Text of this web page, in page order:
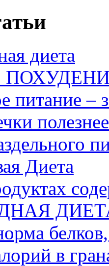
диета
питание –
полезнее
Диета
в